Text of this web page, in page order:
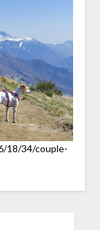
18/34/couple-